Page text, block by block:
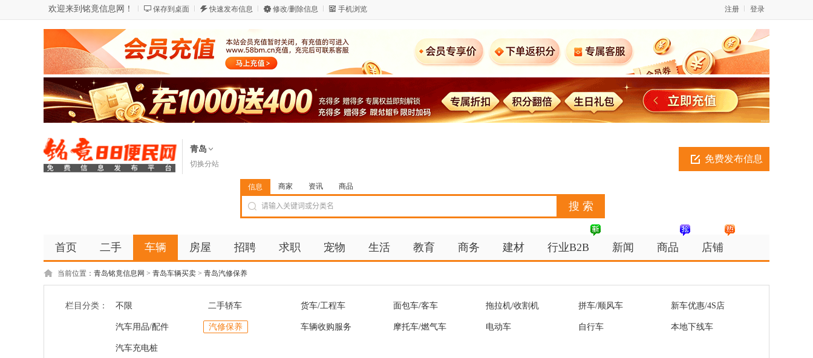
欢迎来到铭竟信息网！ 保存到桌面 快速发布信息 修改/删除信息 手机浏览 登录
注册
青岛
切换分站 免费发布信息
信息 商家 资讯 商品
首页 二手 车辆 房屋 招聘 求职 宠物 生活 教育 商务 建材 行业B2B 新闻 商品 店铺
当前位置： 青岛铭竟信息网 > 青岛车辆买卖 > 青岛汽修保养
栏目分类： 不限 二手轿车 货车/工程车 面包车/客车 拖拉机/收割机 拼车/顺风车 新车优惠/4S店
汽车用品/配件 汽修保养 车辆收购服务 摩托车/燃气车 电动车 自行车 本地下线车
汽车充电桩